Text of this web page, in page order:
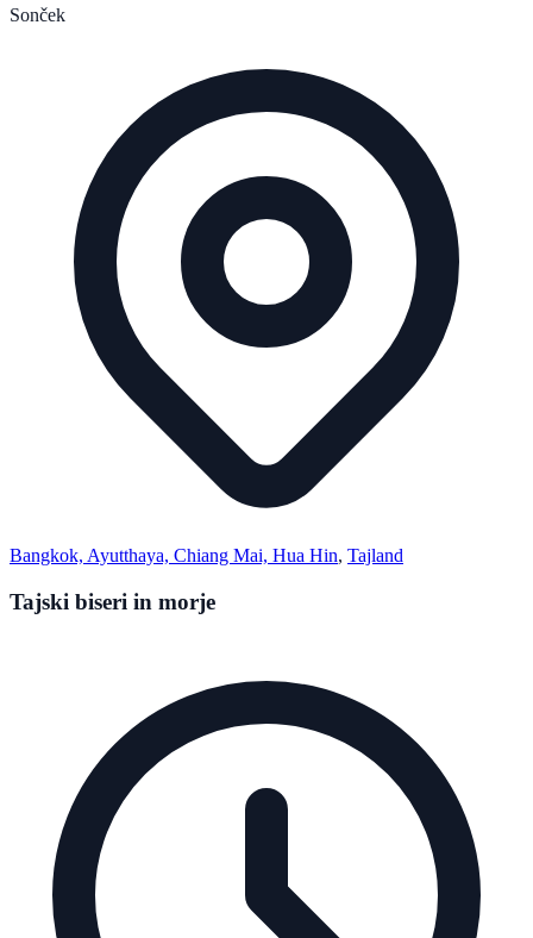
Sonček
Bangkok, Ayutthaya, Chiang Mai, Hua Hin, Tajland
Tajski biseri in morje